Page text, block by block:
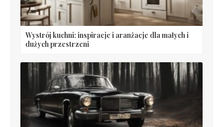
Wystrój kuchni: inspiracje i aranżacje dla małych i
dużych przestrzeni